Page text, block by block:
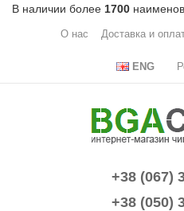
В наличии более 1700
О нас Доставка и
ENG
+38 (067)
+38 (050)